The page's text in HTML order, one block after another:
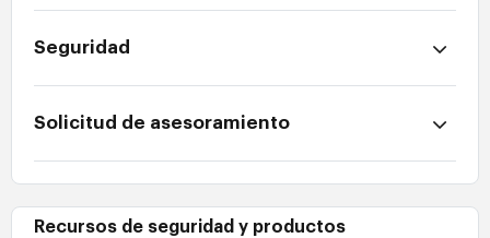
Seguridad
Solicitud de asesoramiento
Recursos de seguridad y productos